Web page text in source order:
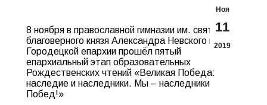
Ноя
11
2019
8 ноября в православной гимназии им. святого
благоверного князя Александра Невского в
Городецкой епархии прошёл пятый
епархиальный этап образовательных
Рождественских чтений «Великая Победа:
наследие и наследники. Мы – наследники
Побед!»